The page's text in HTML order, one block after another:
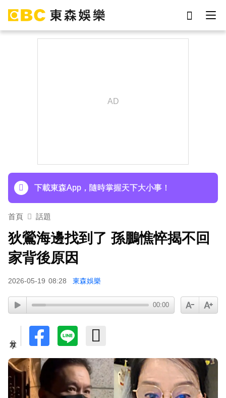
下載東森App，隨時掌握天下大小事！
首頁 話題
狄鶯海邊找到了 孫鵬憔悴揭不回
家背後原因
2026-05-19 08:28 東森娛樂
00:00